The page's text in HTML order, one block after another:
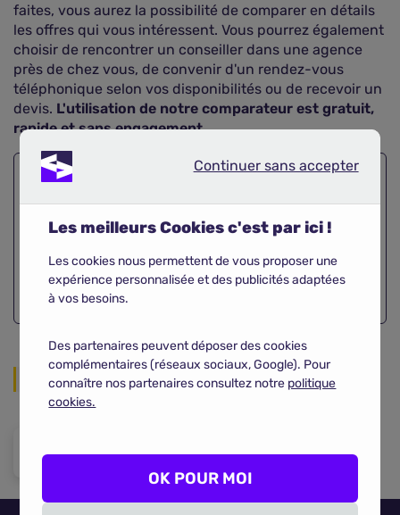
faites, vous aurez la possibilité de comparer en détails
les offres qui vous intéressent. Vous pourrez également
choisir de rencontrer un conseiller dans une agence
près de chez vous, de convenir d'un rendez-vous
téléphonique selon vos disponibilités ou de recevoir un
devis. L'utilisation de notre comparateur est gratuit,
rapide et sans engagement.
Obtenezgratuitement votre
devis moto !
Comparer
Partager sur les réseaux
Continuer sans accepter
Les meilleurs Cookies c'est par ici !
Les cookies nous permettent de vous proposer une
expérience personnalisée et des publicités adaptées
à vos besoins.
Des partenaires peuvent déposer des cookies
complémentaires (réseaux sociaux, Google). Pour
connaître nos partenaires consultez notre politique
cookies.
OK POUR MOI
Continuer sans accepter